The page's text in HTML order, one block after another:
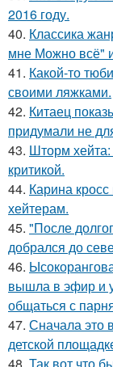
2016 году.
40. Классика
мне Можно всё" и
41. Какой-то
своими ляжками.
42. Китаец
придумали не
43. Шторм хейта:
критикой.
44. Карина
хейтерам.
45. "После
добрался до
46.
вышла в эфир и
общаться с
47. Сначала это
детской